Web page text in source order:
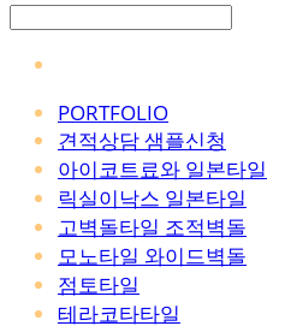
PORTFOLIO
견적상담 샘플신청
아이코트료와 일본타일
릭실이낙스 일본타일
고벽돌타일 조적벽돌
모노타일 와이드벽돌
점토타일
테라코타타일